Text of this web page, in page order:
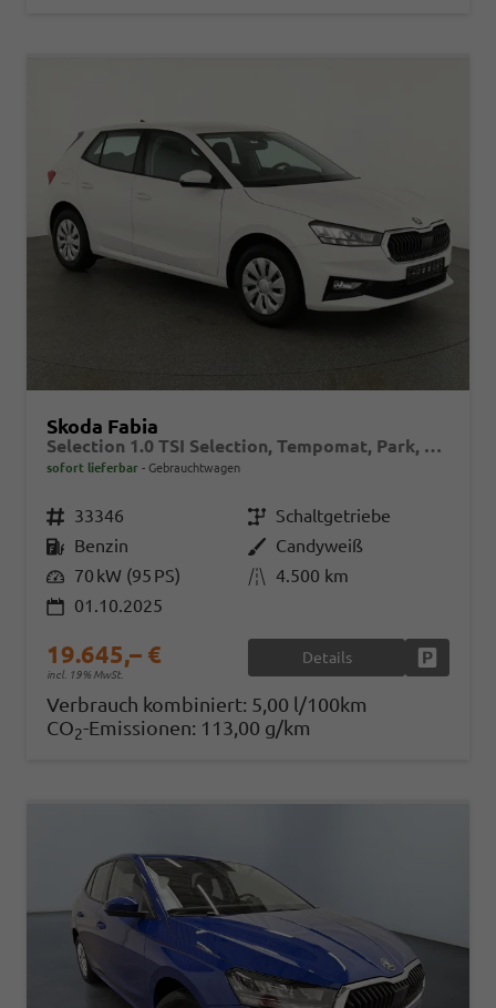
Skoda Fabia
Selection 1.0 TSI Selection, Tempomat, Park, Winterpaket, SmartLink, 4-J Garantie
sofort lieferbar Gebrauchtwagen
Fahrzeugnr. 33346 GetriebeSchaltgetriebe
Kraftstoff Benzin AußenfarbeCandyweiß
Leistung 70 kW (95 PS) Kilometerstand4.500 km
01.10.2025
19.645,– €
incl. 19% MwSt.
Details
Verbrauch kombiniert: 5,00 l/100km
CO2-Emissionen: 113,00 g/km